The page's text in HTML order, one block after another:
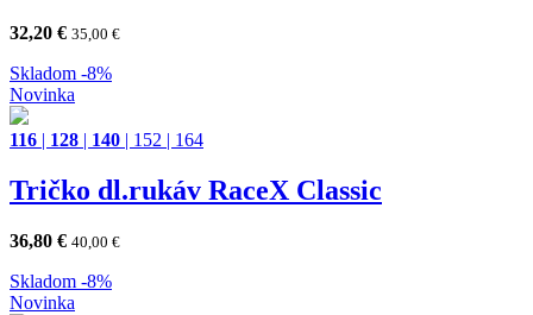
32,20 € 35,00 €
Skladom -8%
Novinka
116 128 140 152 164
Tričko dl.rukáv RaceX Classic
36,80 € 40,00 €
Skladom -8%
Novinka